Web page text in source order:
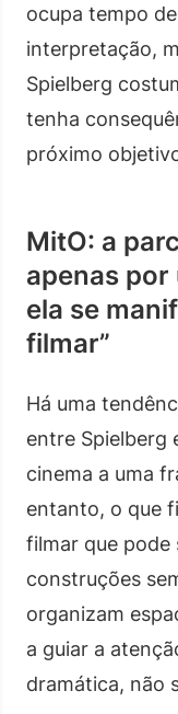
ocupa tempo
interpretação,
Spielberg
tenha
próximo
MitO: a
apenas por
ela se
filmar”
Há uma
entre Spielberg
cinema a uma
entanto, o que
filmar que pode
construções
organizam
a guiar a
dramática, não